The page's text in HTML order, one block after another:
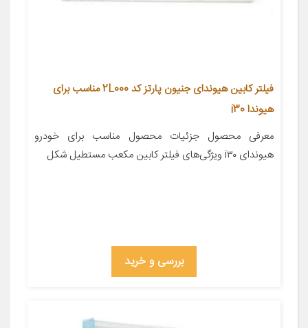
فیلتر کابین هیوندای جنیون پارتز کد 2L000 مناسب برای
هیوندا i30
معرفی محصول جزئیات محصول مناسب برای خودرو
هیوندای i۳۰ ویژگی‌های فیلتر کابین مکعب مستطیل شکل
بررسی و خرید